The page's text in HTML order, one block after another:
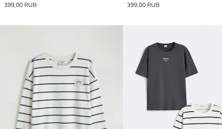
399,00 RUB
399,00 RUB